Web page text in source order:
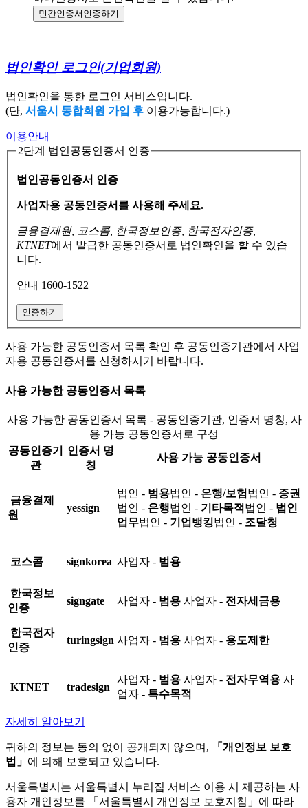
민간인증서 인증하기
법인확인 로그인(기업회원)
법인확인을 통한 로그인 서비스입니다.
(단, 서울시 통합회원 가입 후 이용가능합니다.)
이용안내
2단계 법인공동인증서 인증
법인공동인증서 인증
사업자용 공동인증서를 사용해 주세요.
금융결제원, 코스콤, 한국정보인증, 한국전자인증,
KTNET에서 발급한 공동인증서로 법인확인을 할 수 있습
니다.
안내 1600-1522
인증하기
사용 가능한 공동인증서 목록 확인 후 공동인증기관에서 사업
자용 공동인증서를 신청하시기 바랍니다.
사용 가능한 공동인증서 목록
사용 가능한 공동인증서 목록 - 공동인증기관, 인증서 명칭, 사
용 가능 공동인증서로 구성
공동인증기
관
인증서 명
칭
사용 가능 공동인증서
금융결제
원
yessign
법인 - 범용법인 - 은행/보험 법인 - 증권
법인 - 은행법인 - 기타목적 법인 - 법인
업무법인 - 기업뱅킹법인 - 조달청
코스콤 signkorea 사업자 - 범용
한국정보
인증
signgate 사업자 - 범용 사업자 - 전자세금용
한국전자
인증
turingsign 사업자 - 범용 사업자 - 용도제한
KTNET tradesign
사업자 - 범용 사업자 - 전자무역용 사
업자 - 특수목적
자세히 알아보기
귀하의 정보는 동의 없이 공개되지 않으며,
「개인정보 보호
법」 에 의해 보호되고 있습니다.
서울특별시는 서울특별시 누리집 서비스 이용 시 제공하는 사
용자 개인정보를 「서울특별시 개인정보 보호지침」에 따라